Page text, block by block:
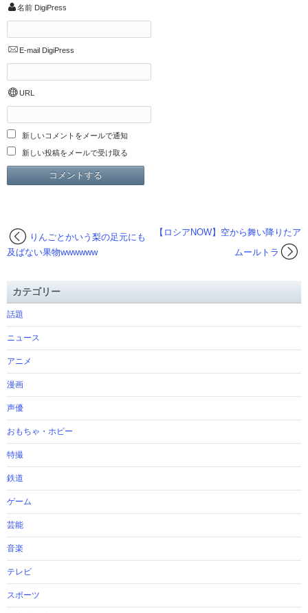
名前 DigiPress
E-mail DigiPress
URL
新しいコメントをメールで通知
新しい投稿をメールで受け取る
【ロシアNOW】空から舞い降りたア
ムールトラ
りんごとかいう梨の足元にも
及ばない果物wwwwww
カテゴリー
話題
ニュース
アニメ
漫画
声優
おもちゃ・ホビー
特撮
鉄道
ゲーム
芸能
音楽
テレビ
スポーツ